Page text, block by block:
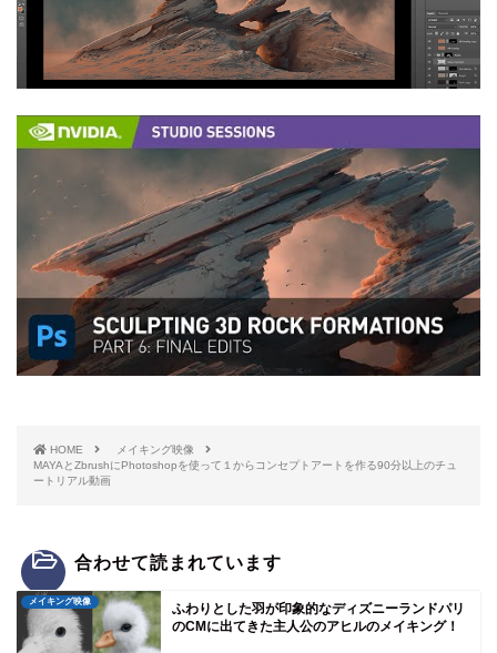
HOME
メイキング映像
MAYAとZbrushにPhotoshopを使って１からコンセプトアートを作る90分以上のチュ
ートリアル動画
合わせて読まれています
メイキング映像
ふわりとした羽が印象的なディズニーランドパリ
のCMに出てきた主人公のアヒルのメイキング！